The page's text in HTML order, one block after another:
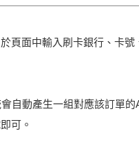
頁面中輸入刷卡銀行、卡
自動產生一組對應該訂單
可。